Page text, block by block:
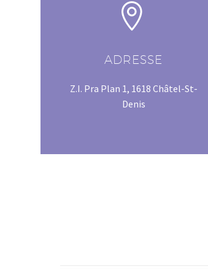


ADRESSE
Z.I. Pra Plan 1, 1618 Châtel-St-
Denis